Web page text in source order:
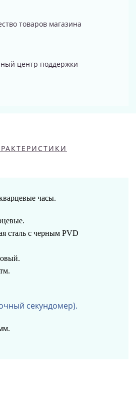
товаров магазина
центр поддержки
часы.
сталь с черным PVD
секундомер).